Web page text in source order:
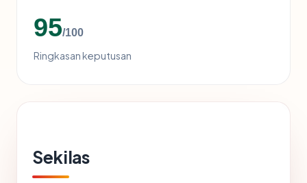
95/100
Ringkasan keputusan
Sekilas